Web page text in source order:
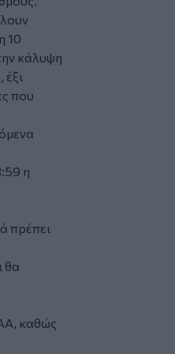
10
κάλυψη
που
η
πρέπει
θα
καθώς